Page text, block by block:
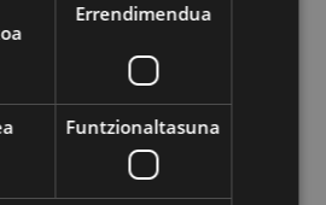
Errendimendua
Funtzionaltasuna